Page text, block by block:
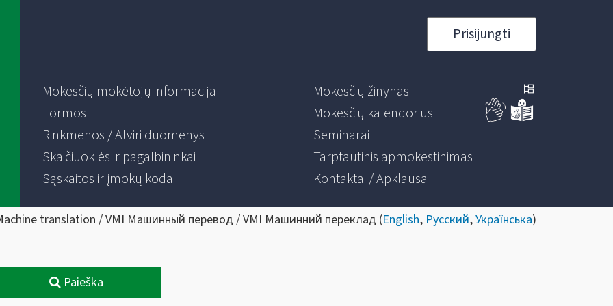
Prisijungti
Mokesčių mokėtojų informacija
Formos
Rinkmenos / Atviri duomenys
Skaičiuoklės ir pagalbininkai
Sąskaitos ir įmokų kodai
Mokesčių žinynas
Mokesčių kalendorius
Seminarai
Tarptautinis apmokestinimas
Kontaktai / Apklausa
translation / VMI Машинный перевод / VMI Машинний переклад (English, Русский,Українська)
Paieška